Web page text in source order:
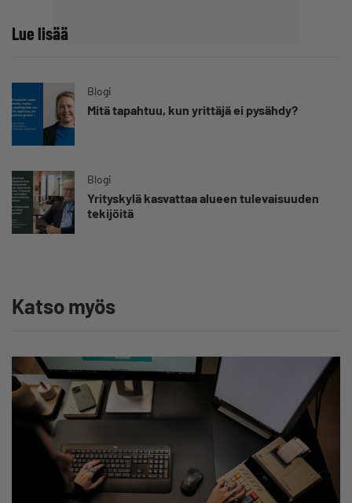
Lue lisää
Blogi
Mitä tapahtuu, kun yrittäjä ei pysähdy?
Blogi
Yrityskylä kasvattaa alueen tulevaisuuden
tekijöitä
Katso myös